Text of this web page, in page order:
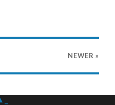
NEWER »